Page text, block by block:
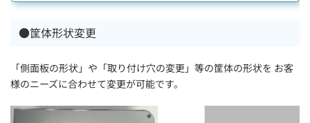
●筐体形状変更
「側面板の形状」や「取り付け穴の変更」等の筐体の形状を お客
様のニーズに合わせて変更が可能です。